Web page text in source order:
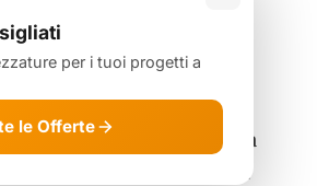
cassetta che quasi tutti
pubblico. La cassetta da
essere visibile in quanto è
per i tuoi progetti a
le Offerte